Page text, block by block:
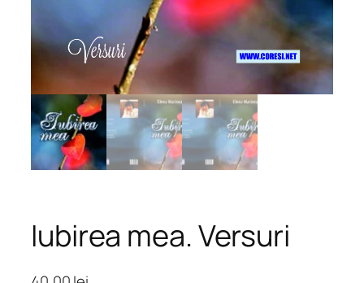
Iubirea mea. Versuri